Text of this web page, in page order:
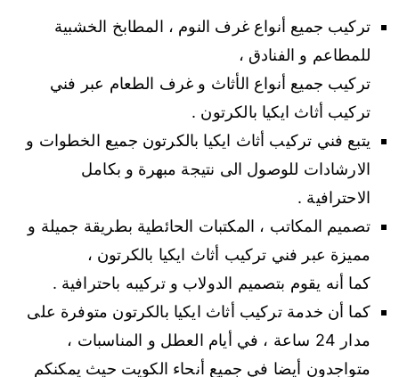
تركيب جميع أنواع غرف النوم ، المطابخ الخشبية
للمطاعم و الفنادق ،
تركيب جميع أنواع الأثاث و غرف الطعام عبر فني
تركيب أثاث ايكيا بالكرتون .
يتبع فني تركيب أثاث ايكيا بالكرتون جميع الخطوات و
الارشادات للوصول الى نتيجة مبهرة و بكامل
الاحترافية .
تصميم المكاتب ، المكتبات الحائطية بطريقة جميلة و
مميزة عبر فني تركيب أثاث ايكيا بالكرتون ،
كما أنه يقوم بتصميم الدولاب و تركيبه باحترافية .
كما أن خدمة تركيب أثاث ايكيا بالكرتون متوفرة على
مدار 24 ساعة ، في أيام العطل و المناسبات ،
متواجدون أيضا في جميع أنحاء الكويت حيث يمكنكم